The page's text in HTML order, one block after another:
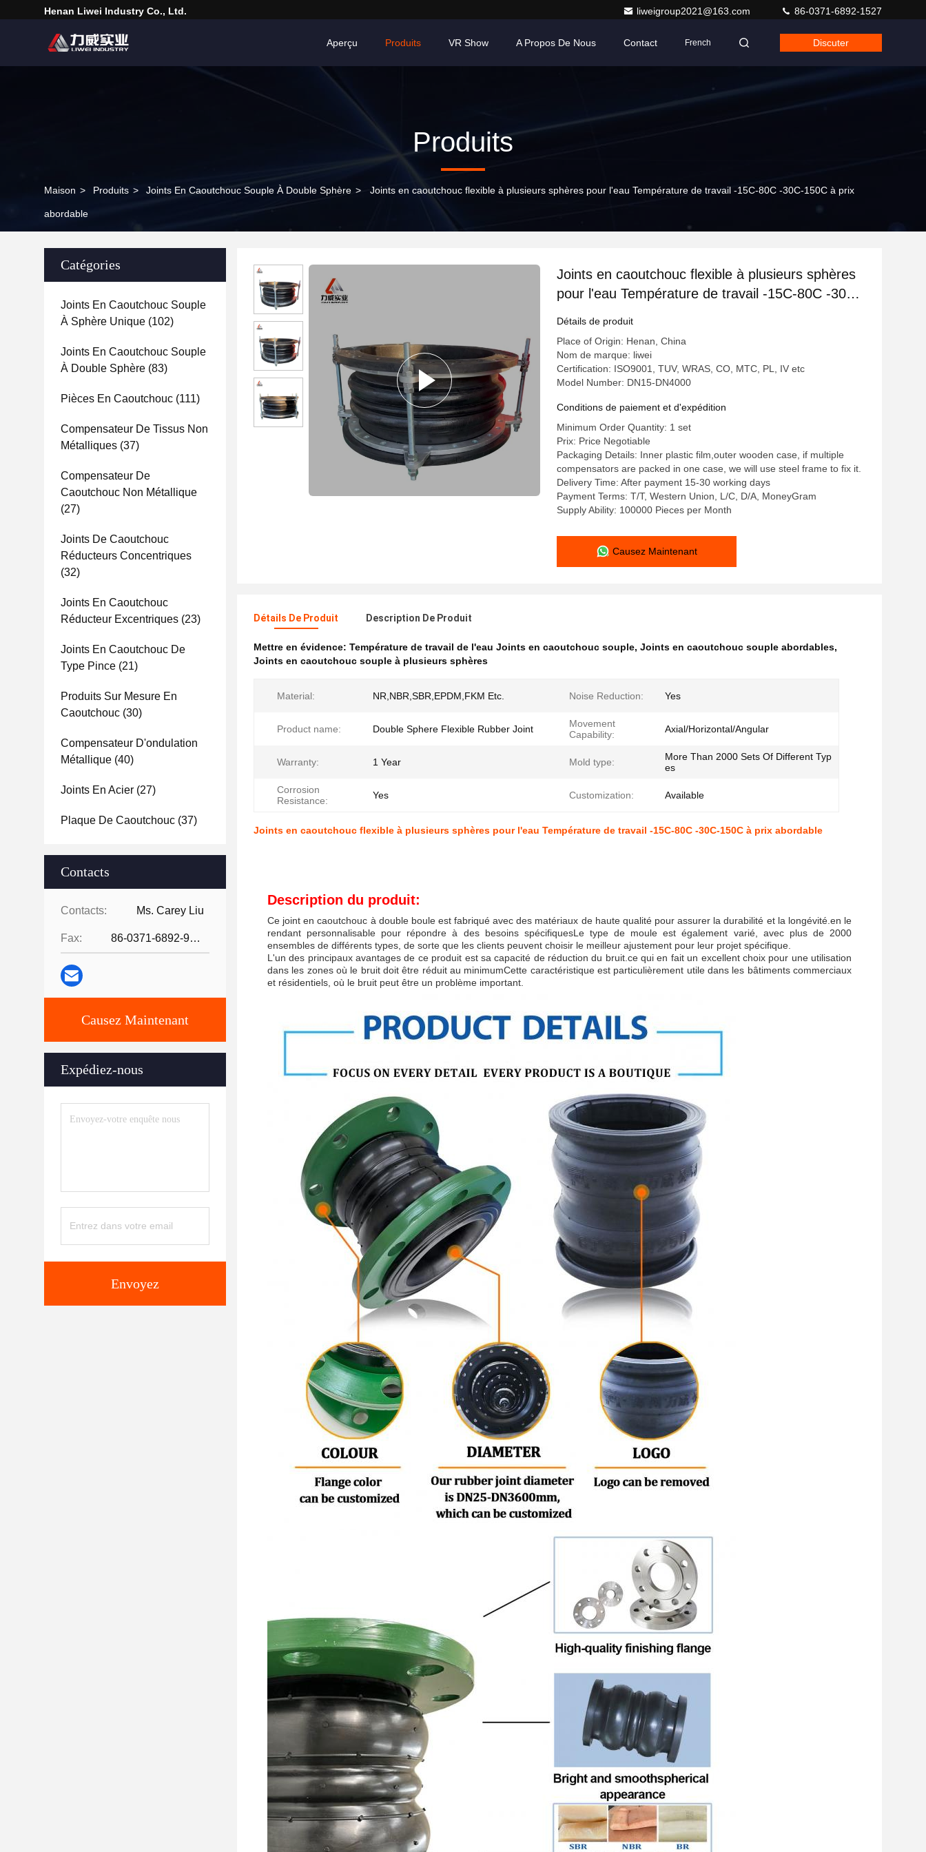
Henan Liwei Industry Co., Ltd. liweigroup2021@163.com 86-0371-6892-1527
Aperçu Produits VR Show A Propos De Nous Contact French Discuter
Produits
Maison > Produits > Joints En Caoutchouc Souple À Double Sphère > Joints en caoutchouc flexible à plusieurs sphères pour l'eau Température de travail -15C-80C -30C-150C à prix
abordable
Catégories
Joints En Caoutchouc Souple
À Sphère Unique (102)
Joints En Caoutchouc Souple
À Double Sphère (83)
Pièces En Caoutchouc (111)
Compensateur De Tissus Non
Métalliques (37)
Compensateur De
Caoutchouc Non Métallique
(27)
Joints De Caoutchouc
Réducteurs Concentriques
(32)
Joints En Caoutchouc
Réducteur Excentriques (23)
Joints En Caoutchouc De
Type Pince (21)
Produits Sur Mesure En
Caoutchouc (30)
Compensateur D'ondulation
Métallique (40)
Joints En Acier (27)
Plaque De Caoutchouc (37)
Contacts
Contacts: Ms. Carey Liu
Fax: 86-0371-6892-9024
Causez Maintenant
Expédiez-nous
Envoyez
Joints en caoutchouc flexible à plusieurs sphères
pour l'eau Température de travail -15C-80C -30C-
Détails de produit
Place of Origin: Henan, China
Nom de marque: liwei
Certification: ISO9001, TUV, WRAS, CO, MTC, PL, IV etc
Model Number: DN15-DN4000
Conditions de paiement et d'expédition
Minimum Order Quantity: 1 set
Prix: Price Negotiable
Packaging Details: Inner plastic film,outer wooden case, if multiple
compensators are packed in one case, we will use steel frame to fix it.
Delivery Time: After payment 15-30 working days
Payment Terms: T/T, Western Union, L/C, D/A, MoneyGram
Supply Ability: 100000 Pieces per Month
Causez Maintenant
Détails De Produit Description De Produit
Mettre en évidence: Température de travail de l'eau Joints en caoutchouc souple, Joints en caoutchouc souple abordables,
Joints en caoutchouc souple à plusieurs sphères
Material: NR,NBR,SBR,EPDM,FKM Etc. Noise Reduction: Yes
Product name: Double Sphere Flexible Rubber Joint
Movement
Capability:
Axial/Horizontal/Angular
Warranty: 1 Year Mold type:
More Than 2000 Sets Of Different Typ
es
Corrosion
Resistance:
Yes Customization: Available
Joints en caoutchouc flexible à plusieurs sphères pour l'eau Température de travail -15C-80C -30C-150C à prix abordable
Description du produit:
Ce joint en caoutchouc à double boule est fabriqué avec des matériaux de haute qualité pour assurer la durabilité et la longévité.en le
rendant personnalisable pour répondre à des besoins spécifiquesLe type de moule est également varié, avec plus de 2000
ensembles de différents types, de sorte que les clients peuvent choisir le meilleur ajustement pour leur projet spécifique.
L'un des principaux avantages de ce produit est sa capacité de réduction du bruit.ce qui en fait un excellent choix pour une utilisation
dans les zones où le bruit doit être réduit au minimumCette caractéristique est particulièrement utile dans les bâtiments commerciaux
et résidentiels, où le bruit peut être un problème important.